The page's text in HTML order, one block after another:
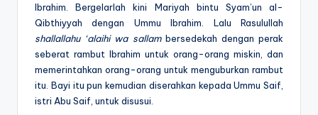
Ibrahim. Bergelarlah kini Mariyah bintu Syam’un al-
Qibthiyyah dengan Ummu Ibrahim. Lalu Rasulullah
shallallahu ‘alaihi wa sallambersedekah dengan perak
seberat rambut Ibrahim untuk orang-orang miskin, dan
memerintahkan orang-orang untuk menguburkan rambut
itu. Bayi itu pun kemudian diserahkan kepada Ummu Saif,
istri Abu Saif, untuk disusui.